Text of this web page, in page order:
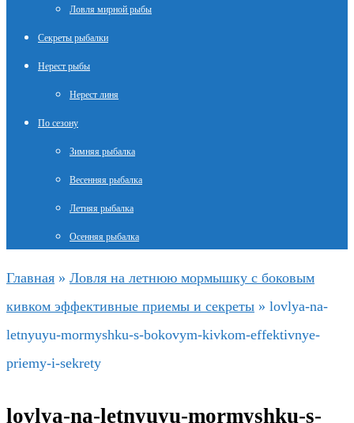
Ловля мирной рыбы
Секреты рыбалки
Нерест рыбы
Нерест линя
По сезону
Зимняя рыбалка
Весенняя рыбалка
Летняя рыбалка
Осенняя рыбалка
Главная » Ловля на летнюю мормышку с боковым
кивком эффективные приемы и секреты » lovlya-na-
letnyuyu-mormyshku-s-bokovym-kivkom-effektivnye-
priemy-i-sekrety
lovlya-na-letnyuyu-mormyshku-s-